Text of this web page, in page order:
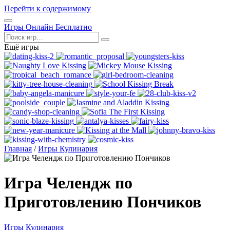
Перейти к содержимому
Открыть
меню
Игры Онлайн Бесплатно
Поиск
Ещё игры
Главная / Игры Кулинария
Игра Челендж по
Приготовлению Пончиков
Игры Кулинария